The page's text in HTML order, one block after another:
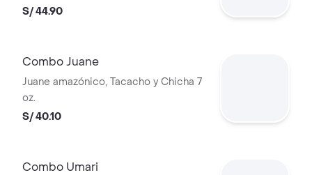
S/ 44.90
Combo Juane
Juane amazónico, Tacacho y Chicha 7
oz.
S/ 40.10
Combo Umari